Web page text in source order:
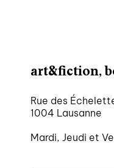
art&fiction,
Rue des
1004 Lausanne
Mardi, Jeudi et